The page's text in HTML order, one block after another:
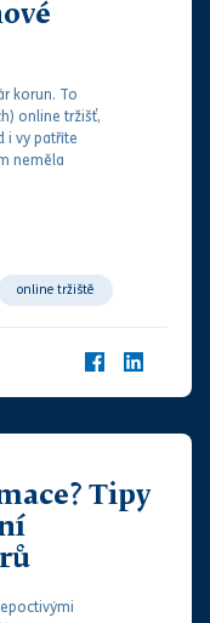
korun. To
online tržišť,
i vy patříte
neměla
online tržiště
Tipy